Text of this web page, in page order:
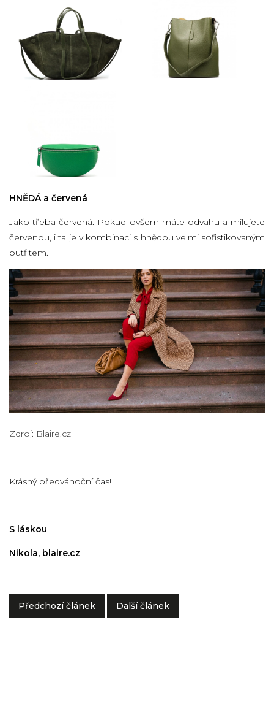
HNĚDÁ a červená
Jako třeba červená. Pokud ovšem máte odvahu a milujete
červenou, i ta je v kombinaci s hnědou velmi sofistikovaným
outfitem.
Zdroj: Blaire.cz
Krásný předvánoční čas!
S láskou
Nikola, blaire.cz
Předchozí článek Další článek